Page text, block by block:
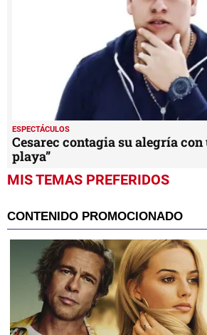
ESPECTÁCULOS
Cesarec contagia su alegría con
playa”
MIS TEMAS PREFERIDOS